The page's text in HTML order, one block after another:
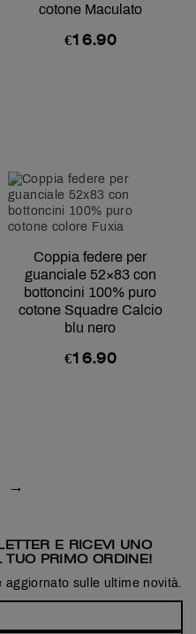
cotone Maculato
€16.90
Coppia federe per
guanciale 52×83 con
bottoncini 100% puro
cotone Squadre Calcio
blu nero
€16.90
→
E RICEVI UNO
TUO PRIMO ORDINE!
sulle ultime novità.